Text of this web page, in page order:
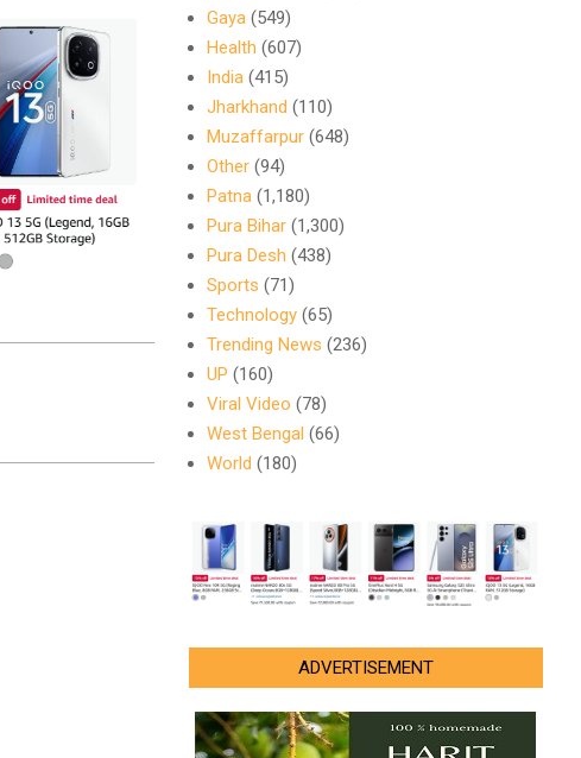
Gaya(549)
Health (607)
India(415)
Jharkhand (110)
Muzaffarpur(648)
Other(94)
Patna(1,180)
Pura Bihar(1,300)
Pura Desh (438)
Sports (71)
Technology(65)
Trending News (236)
UP (160)
Viral Video (78)
West Bengal (66)
World (180)
ADVERTISEMENT